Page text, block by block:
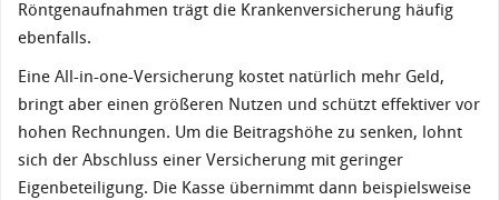
Röntgenaufnahmen trägt die Krankenversicherung häufig
ebenfalls.
Eine All-in-one-Versicherung kostet natürlich mehr Geld,
bringt aber einen größeren Nutzen und schützt effektiver vor
hohen Rechnungen. Um die Beitragshöhe zu senken, lohnt
sich der Abschluss einer Versicherung mit geringer
Eigenbeteiligung. Die Kasse übernimmt dann beispielsweise